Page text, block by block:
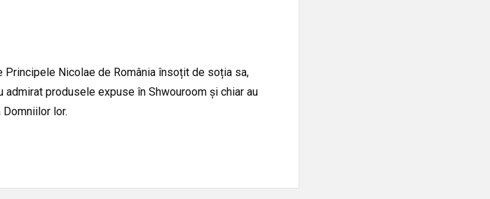
Nicolae de România însoțit de soția sa,
admirat produsele expuse în Shwouroom și chiar au
lor.